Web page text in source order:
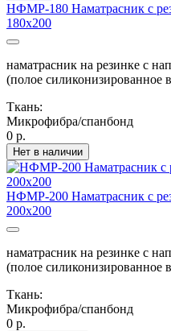
НФМР-180 Наматрасник с
180х200
наматрасник на резинке с
(полое силиконизированное
Ткань:
Микрофибра/спанбонд
0 р.
Нет в наличии
НФМР-200 Наматрасник с
200х200
наматрасник на резинке с
(полое силиконизированное
Ткань:
Микрофибра/спанбонд
0 р.